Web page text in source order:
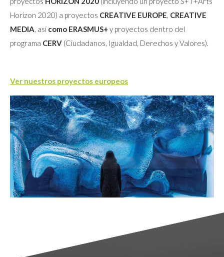
Horizon 2020) a proyectos CREATIVE EUROPE, CREATIVE
MEDIA, así como ERASMUS+ y proyectos dentro del
programa CERV (Ciudadanos, Igualdad, Derechos y Valores).
Ver nuestros proyectos europeos